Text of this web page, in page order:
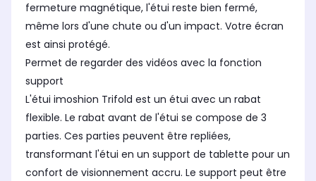
fermeture magnétique, l'étui reste bien fermé,
même lors d'une chute ou d'un impact. Votre écran
est ainsi protégé.
Permet de regarder des vidéos avec la fonction
support
L'étui imoshion Trifold est un étui avec un rabat
flexible. Le rabat avant de l'étui se compose de 3
parties. Ces parties peuvent être repliées,
transformant l'étui en un support de tablette pour un
confort de visionnement accru. Le support peut être